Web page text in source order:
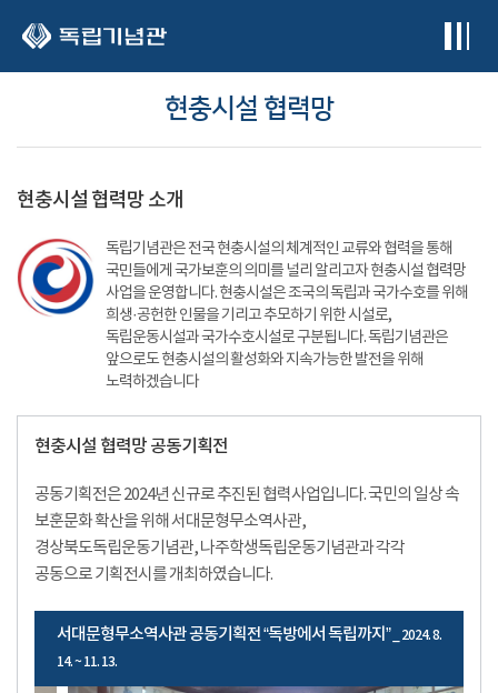
현충시설 협력망
현충시설 협력망 소개
독립기념관은 전국 현충시설의 체계적인 교류와 협력을 통해
국민들에게 국가보훈의 의미를 널리 알리고자 현충시설 협력망
사업을 운영합니다. 현충시설은 조국의 독립과 국가수호를 위해
희생·공헌한 인물을 기리고 추모하기 위한 시설로,
독립운동시설과 국가수호시설로 구분됩니다. 독립기념관은
앞으로도 현충시설의 활성화와 지속가능한 발전을 위해
노력하겠습니다
현충시설 협력망 공동기획전
공동기획전은 2024년 신규로 추진된 협력사업입니다. 국민의 일상 속
보훈문화 확산을 위해 서대문형무소역사관,
경상북도독립운동기념관, 나주학생독립운동기념관과 각각
공동으로 기획전시를 개최하였습니다.
서대문형무소역사관 공동기획전 “독방에서 독립까지”_ 2024. 8.
14. ~ 11. 13.